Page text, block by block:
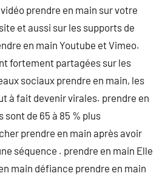
prendre en main sur votre
et aussi sur les supports de
en main Youtube et Vimeo.
fortement partagées sur les
sociaux prendre en main, les
à fait devenir virales. prendre en
de 65 à 85 % plus
prendre en main après avoir
séquence . prendre en main Elle
main défiance prendre en main